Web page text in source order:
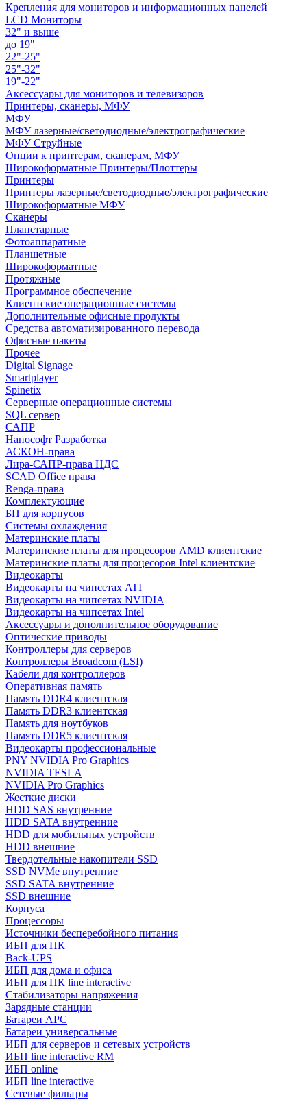
Крепления для мониторов и информационных панелей
LCD Мониторы
32" и выше
до 19"
22"-25"
25"-32"
19"-22"
Аксессуары для мониторов и телевизоров
Принтеры, сканеры, МФУ
МФУ
МФУ лазерные/светодиодные/электрографические
МФУ Струйные
Опции к принтерам, сканерам, МФУ
Широкоформатные Принтеры/Плоттеры
Принтеры
Принтеры лазерные/светодиодные/электрографические
Широкоформатные МФУ
Сканеры
Планетарные
Фотоаппаратные
Планшетные
Широкоформатные
Протяжные
Программное обеспечение
Клиентские операционные системы
Дополнительные офисные продукты
Средства автоматизированного перевода
Офисные пакеты
Прочее
Digital Signage
Smartplayer
Spinetix
Серверные операционные системы
SQL сервер
САПР
Нанософт Разработка
АСКОН-права
Лира-САПР-права НДС
SCAD Office права
Renga-права
Комплектующие
БП для корпусов
Системы охлаждения
Материнские платы
Материнские платы для процесоров AMD клиентские
Материнские платы для процесоров Intel клиентские
Видеокарты
Видеокарты на чипсетах ATI
Видеокарты на чипсетах NVIDIA
Видеокарты на чипсетах Intel
Аксессуары и дополнительное оборудование
Оптические приводы
Контроллеры для серверов
Контроллеры Broadcom (LSI)
Кабели для контроллеров
Оперативная память
Память DDR4 клиентская
Память DDR3 клиентская
Память для ноутбуков
Память DDR5 клиентская
Видеокарты профессиональные
PNY NVIDIA Pro Graphics
NVIDIA TESLA
NVIDIA Pro Graphics
Жесткие диски
HDD SAS внутренние
HDD SATA внутренние
HDD для мобильных устройств
HDD внешние
Твердотельные накопители SSD
SSD NVMe внутренние
SSD SATA внутренние
SSD внешние
Корпуса
Процессоры
Источники бесперебойного питания
ИБП для ПК
Back-UPS
ИБП для дома и офиса
ИБП для ПК linе interactive
Стабилизаторы напряжения
Зарядные станции
Батареи APC
Батареи универсальные
ИБП для серверов и сетевых устройств
ИБП line interactive RM
ИБП online
ИБП linе interactive
Сетевые фильтры